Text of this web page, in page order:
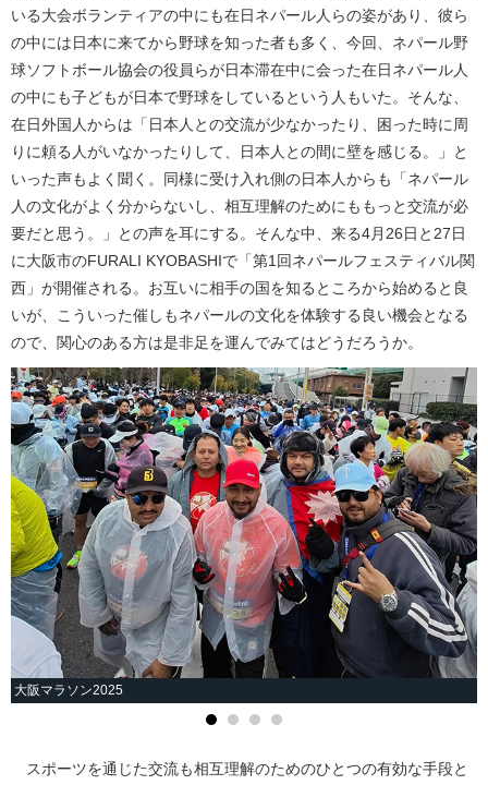
いる大会ボランティアの中にも在日ネパール人らの姿があり、彼ら
の中には日本に来てから野球を知った者も多く、今回、ネパール野
球ソフトボール協会の役員らが日本滞在中に会った在日ネパール人
の中にも子どもが日本で野球をしているという人もいた。そんな、
在日外国人からは「日本人との交流が少なかったり、困った時に周
りに頼る人がいなかったりして、日本人との間に壁を感じる。」と
いった声もよく聞く。同様に受け入れ側の日本人からも「ネパール
人の文化がよく分からないし、相互理解のためにももっと交流が必
要だと思う。」との声を耳にする。そんな中、来る4月26日と27日
に大阪市のFURALI KYOBASHIで「第1回ネパールフェスティバル関
西」が開催される。お互いに相手の国を知るところから始めると良
いが、こういった催しもネパールの文化を体験する良い機会となる
ので、関心のある方は是非足を運んでみてはどうだろうか。
大阪マラソン2025
スポーツを通じた交流も相互理解のためのひとつの有効な手段と